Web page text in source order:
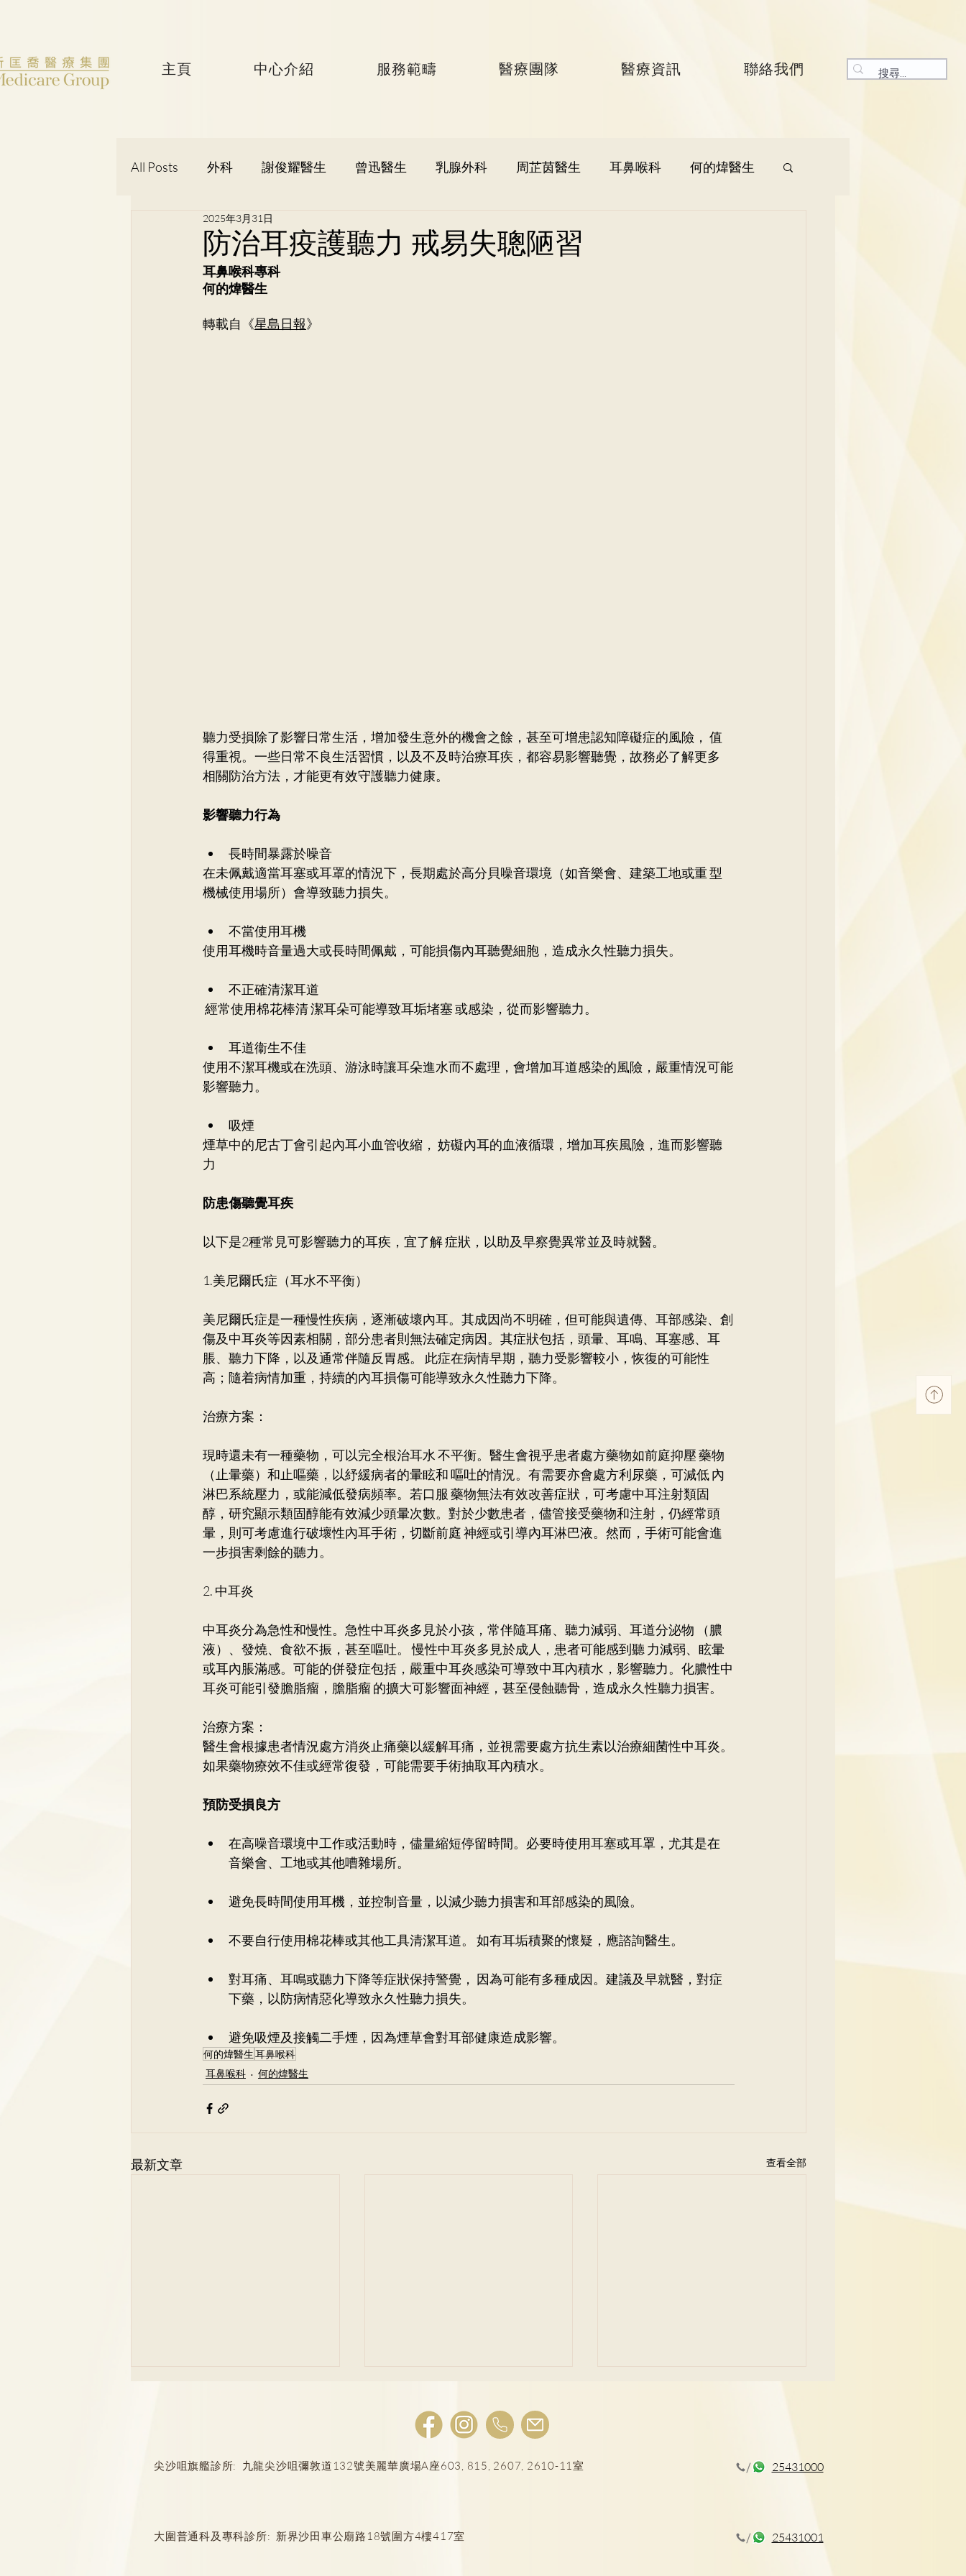
主頁 中心介紹 服務範疇 醫療團隊 醫療資訊 聯絡我們
All Posts 外科 謝俊耀醫生 曾迅醫生 乳腺外科 周芷茵醫生 耳鼻喉科 何的煒醫生
黃潔華醫生
吳健聰醫生 神經外科
防治耳疫護聽力 戒易失聰陋習
2025年3月31日
耳鼻喉科專科
何的煒醫生
轉載自《星島日報》
聽力受損除了影響日常生活，增加發生意外的機會之餘，甚至可增患認知障礙症的風險， 值
得重視。一些日常不良生活習慣，以及不及時治療耳疾，都容易影響聽覺，故務必了解更多
相關防治方法，才能更有效守護聽力健康。
影響聽力行為
長時間暴露於噪音
在未佩戴適當耳塞或耳罩的情況下，長期處於高分貝噪音環境（如音樂會、建築工地或重 型
機械使用場所）會導致聽力損失。
不當使用耳機
使用耳機時音量過大或長時間佩戴，可能損傷內耳聽覺細胞，造成永久性聽力損失。
不正確清潔耳道
經常使用棉花棒清 潔耳朵可能導致耳垢堵塞 或感染，從而影響聽力。
耳道衞生不佳
使用不潔耳機或在洗頭、游泳時讓耳朵進水而不處理，會增加耳道感染的風險，嚴重情況可能
影響聽力。
吸煙
煙草中的尼古丁會引起內耳小血管收縮， 妨礙內耳的血液循環，增加耳疾風險，進而影響聽
力
防患傷聽覺耳疾
以下是2種常見可影響聽力的耳疾，宜了解 症狀，以助及早察覺異常並及時就醫。
1.美尼爾氏症（耳水不平衡）
美尼爾氏症是一種慢性疾病，逐漸破壞內耳。其成因尚不明確，但可能與遺傳、耳部感染、創
傷及中耳炎等因素相關，部分患者則無法確定病因。其症狀包括，頭暈、耳鳴、耳塞感、耳
脹、聽力下降，以及通常伴隨反胃感。 此症在病情早期，聽力受影響較小，恢復的可能性
高；隨着病情加重，持續的內耳損傷可能導致永久性聽力下降。
治療方案：
現時還未有一種藥物，可以完全根治耳水 不平衡。醫生會視乎患者處方藥物如前庭抑壓 藥物
（止暈藥）和止嘔藥，以紓緩病者的暈眩和 嘔吐的情況。有需要亦會處方利尿藥，可減低 內
淋巴系統壓力，或能減低發病頻率。若口服 藥物無法有效改善症狀，可考慮中耳注射類固
醇，研究顯示類固醇能有效減少頭暈次數。對於少數患者，儘管接受藥物和注射，仍經常頭
暈，則可考慮進行破壞性內耳手術，切斷前庭 神經或引導內耳淋巴液。然而，手術可能會進
一步損害剩餘的聽力。
2. 中耳炎
中耳炎分為急性和慢性。急性中耳炎多見於小孩，常伴隨耳痛、聽力減弱、耳道分泌物 （膿
液）、發燒、食欲不振，甚至嘔吐。 慢性中耳炎多見於成人，患者可能感到聽 力減弱、眩暈
或耳內脹滿感。可能的併發症包括，嚴重中耳炎感染可導致中耳內積水，影響聽力。化膿性中
耳炎可能引發膽脂瘤，膽脂瘤 的擴大可影響面神經，甚至侵蝕聽骨，造成永久性聽力損害。
治療方案：
醫生會根據患者情況處方消炎止痛藥以緩解耳痛，並視需要處方抗生素以治療細菌性中耳炎。
如果藥物療效不佳或經常復發，可能需要手術抽取耳內積水。
預防受損良方
在高噪音環境中工作或活動時，儘量縮短停留時間。必要時使用耳塞或耳罩，尤其是在
音樂會、工地或其他嘈雜場所。
避免長時間使用耳機，並控制音量，以減少聽力損害和耳部感染的風險。
不要自行使用棉花棒或其他工具清潔耳道。 如有耳垢積聚的懷疑，應諮詢醫生。
對耳痛、耳鳴或聽力下降等症狀保持警覺， 因為可能有多種成因。建議及早就醫，對症
下藥，以防病情惡化導致永久性聽力損失。
避免吸煙及接觸二手煙，因為煙草會對耳部健康造成影響。
何的煒醫生耳鼻喉科
耳鼻喉科
何的煒醫生
最新文章 查看全部
尖沙咀旗艦診所: 九龍尖沙咀彌敦道132號美麗華廣場A座603, 815, 2607, 2610-11室 25431000
大圍普通科及專科診所: 新界沙田車公廟路18號圍方4樓417室 25431001